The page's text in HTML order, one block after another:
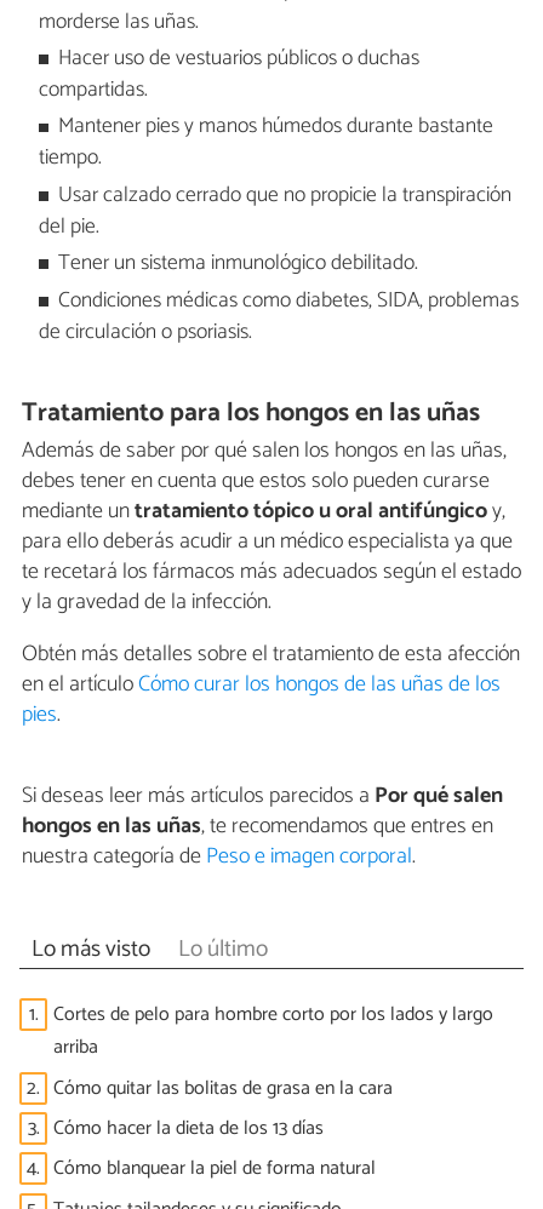
morderse las uñas.
Hacer uso de vestuarios públicos o duchas
compartidas.
Mantener pies y manos húmedos durante bastante
tiempo.
Usar calzado cerrado que no propicie la transpiración
del pie.
Tener un sistema inmunológico debilitado.
Condiciones médicas como diabetes, SIDA, problemas
de circulación o psoriasis.
Tratamiento para los hongos en las uñas
Además de saber por qué salen los hongos en las uñas,
debes tener en cuenta que estos solo pueden curarse
mediante untratamiento tópico u oral antifúngicoy,
para ello deberás acudir a un médico especialista ya que
te recetará los fármacos más adecuados según el estado
y la gravedad de la infección.
Obtén más detalles sobre el tratamiento de esta afección
en el artículoCómo curar los hongos de las uñas de los
pies.
Si deseas leer más artículos parecidos a Por qué salen
hongos en las uñas, te recomendamos que entres en
nuestra categoría dePeso e imagen corporal.
Lo más visto Lo último
1. Cortes de pelo para hombre corto por los lados y largo
arriba
2. Cómo quitar las bolitas de grasa en la cara
3. Cómo hacer la dieta de los 13 días
4. Cómo blanquear la piel de forma natural